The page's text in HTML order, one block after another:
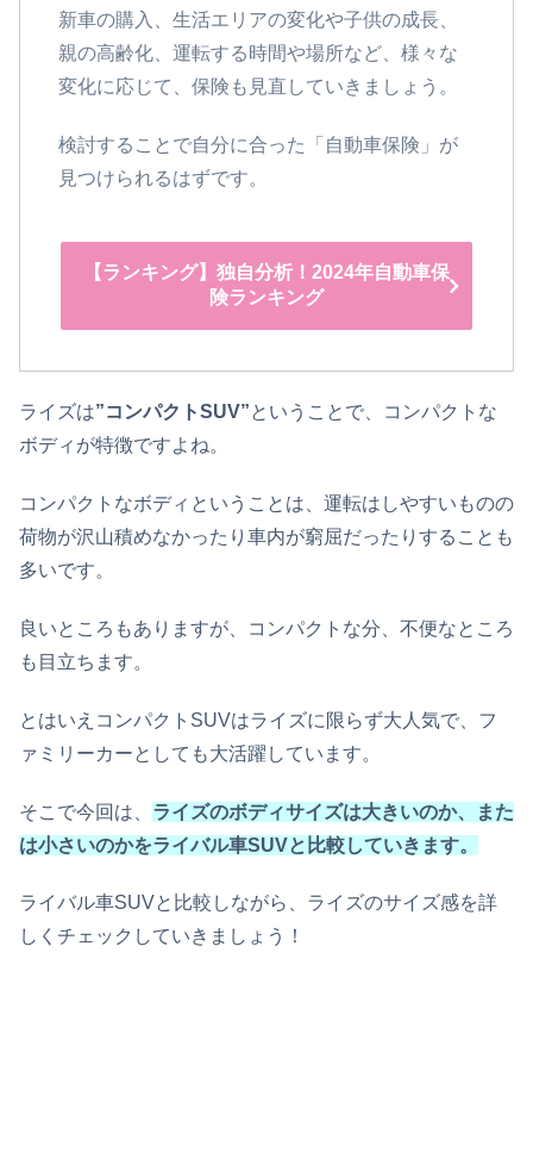
新車の購入、生活エリアの変化や子供の成長、
親の高齢化、運転する時間や場所など、様々な
変化に応じて、保険も見直していきましょう。
検討することで自分に合った「自動車保険」が
見つけられるはずです。
【ランキング】独自分析！2024年自動車保
険ランキング
ライズは”コンパクトSUV”ということで、コンパクトな
ボディが特徴ですよね。
コンパクトなボディということは、運転はしやすいものの
荷物が沢山積めなかったり車内が窮屈だったりすることも
多いです。
良いところもありますが、コンパクトな分、不便なところ
も目立ちます。
とはいえコンパクトSUVはライズに限らず大人気で、フ
ァミリーカーとしても大活躍しています。
そこで今回は、 ライズのボディサイズは大きいのか、また
は小さいのかをライバル車SUVと比較していきます。
ライバル車SUVと比較しながら、ライズのサイズ感を詳
しくチェックしていきましょう！